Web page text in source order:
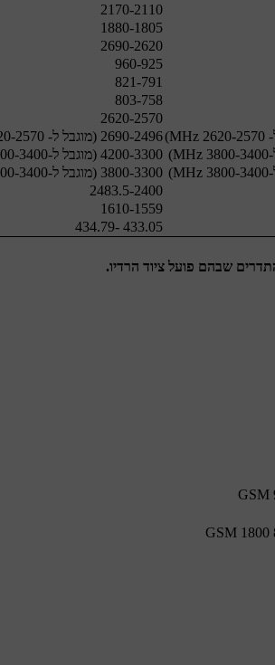
2110‏-2170
1805‏-1880
2620‏-2690
925‏-960
791‏-821
758‏-803
2570‏-‏2620
2496‏-2690 (מוגבל ל- ‎2570‏-2620 MHz)
3300‏-4200 (מוגבל ל-3400‏-3800 MHz)
3300‏-3800 (מוגבל ל-3400‏-3800 MHz)
2400‏-2483.5
1559‏-1610
433.05 -434.79
שבהם פועל ציוד הרדיו.